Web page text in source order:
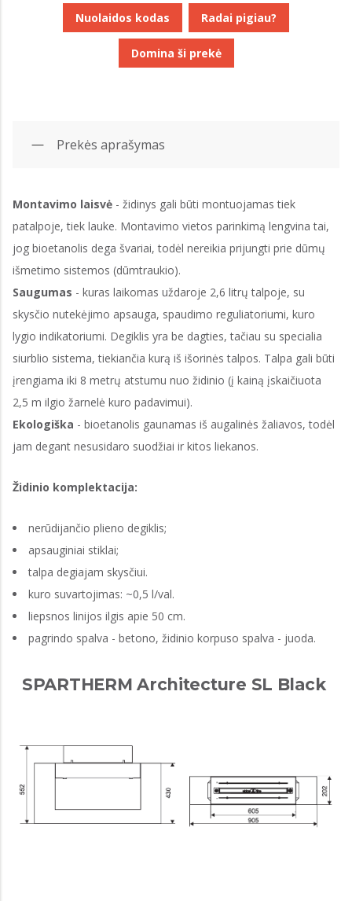
Nuolaidos kodas Radai pigiau?
Domina ši prekė
Prekės aprašymas
Montavimo laisvė - židinys gali būti montuojamas tiek
patalpoje, tiek lauke. Montavimo vietos parinkimą lengvina tai,
jog bioetanolis dega švariai, todėl nereikia prijungti prie dūmų
išmetimo sistemos (dūmtraukio).
Saugumas - kuras laikomas uždaroje 2,6 litrų talpoje, su
skysčio nutekėjimo apsauga, spaudimo reguliatoriumi, kuro
lygio indikatoriumi. Degiklis yra be dagties, tačiau su specialia
siurblio sistema, tiekiančia kurą iš išorinės talpos. Talpa gali būti
įrengiama iki 8 metrų atstumu nuo židinio (į kainą įskaičiuota
2,5 m ilgio žarnelė kuro padavimui).
Ekologiška - bioetanolis gaunamas iš augalinės žaliavos, todėl
jam degant nesusidaro suodžiai ir kitos liekanos.
Židinio komplektacija:
nerūdijančio plieno degiklis;
apsauginiai stiklai;
talpa degiajam skysčiui.
kuro suvartojimas: ~0,5 l/val.
liepsnos linijos ilgis apie 50 cm.
pagrindo spalva - betono, židinio korpuso spalva - juoda.
SPARTHERM Architecture SL Black